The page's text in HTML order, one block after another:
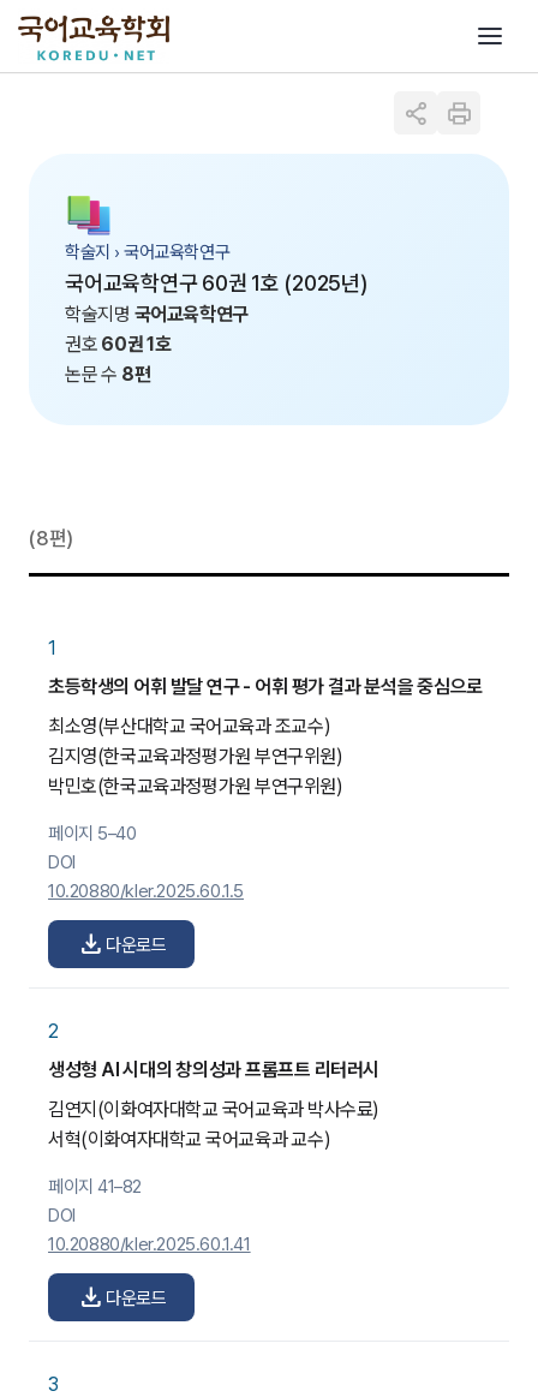
학술지 › 국어교육학연구
국어교육학연구 60권 1호 (2025년)
학술지명 국어교육학연구
권호 60권 1호
논문 수 8편
(8편)
1
초등학생의 어휘 발달 연구 - 어휘 평가 결과 분석을 중심으로
다운로드
download
최소영(부산대학교 국어교육과 조교수)
김지영(한국교육과정평가원 부연구위원)
박민호(한국교육과정평가원 부연구위원)
페이지 5–40
DOI
10.20880/kler.2025.60.1.5
2
생성형 AI 시대의 창의성과 프롬프트 리터러시
다운로드
download
김연지 (이화여자대학교 국어교육과 박사수료)
서혁(이화여자대학교 국어교육과 교수)
페이지 41–82
DOI
10.20880/kler.2025.60.1.41
3